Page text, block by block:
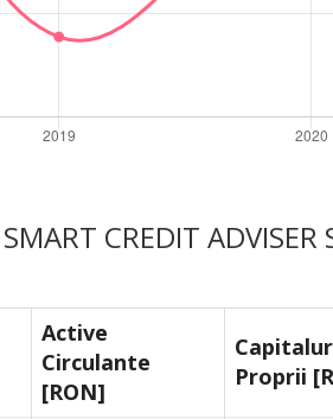
CREDIT ADVISER
Active
Circulante
[RON]
Proprii